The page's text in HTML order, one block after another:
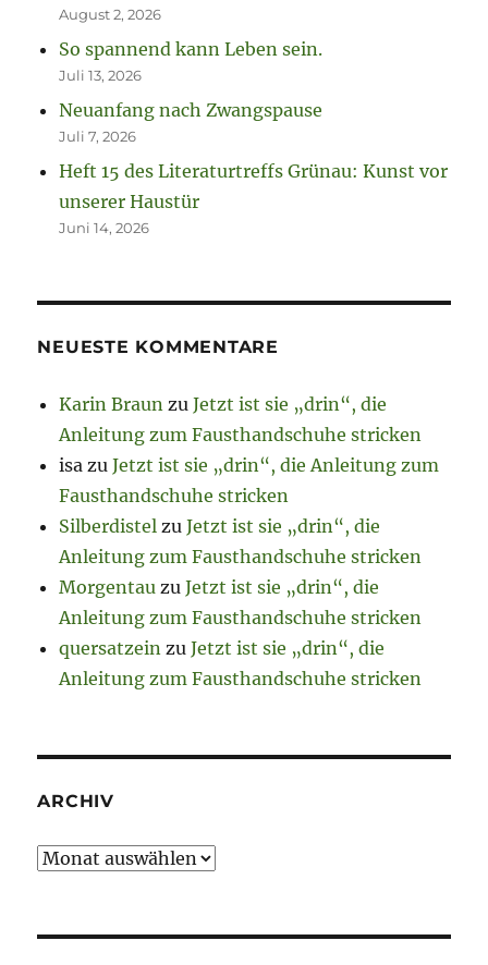
August 2, 2026
So spannend kann Leben sein.
Juli 13, 2026
Neuanfang nach Zwangspause
Juli 7, 2026
Heft 15 des Literaturtreffs Grünau: Kunst vor
unserer Haustür
Juni 14, 2026
NEUESTE KOMMENTARE
Karin Braun zuJetzt ist sie „drin“, die
Anleitung zum Fausthandschuhe stricken
isa zuJetzt ist sie „drin“, die Anleitung zum
Fausthandschuhe stricken
Silberdistel zuJetzt ist sie „drin“, die
Anleitung zum Fausthandschuhe stricken
Morgentau zuJetzt ist sie „drin“, die
Anleitung zum Fausthandschuhe stricken
quersatzein zuJetzt ist sie „drin“, die
Anleitung zum Fausthandschuhe stricken
ARCHIV
Archiv